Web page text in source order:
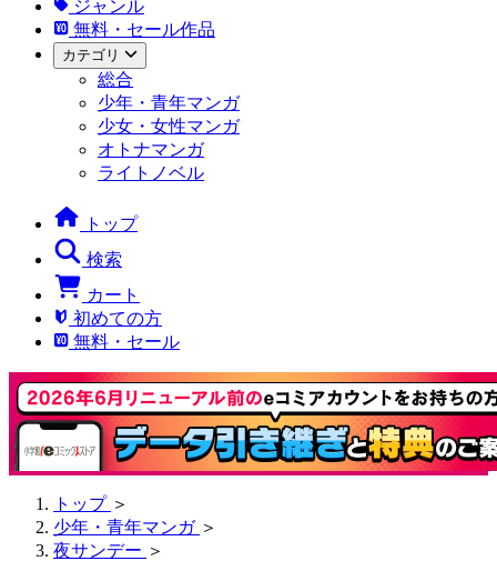
ジャンル
無料・セール作品
カテゴリ
総合
少年・青年マンガ
少女・女性マンガ
オトナマンガ
ライトノベル
トップ
検索
カート
初めての方
無料・セール
トップ ＞
少年・青年マンガ ＞
夜サンデー ＞